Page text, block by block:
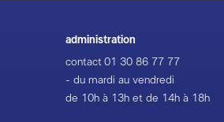
administration
contact01 30 86 77 77
- du mardi au vendredi
de 10h à 13h et de 14h à 18h